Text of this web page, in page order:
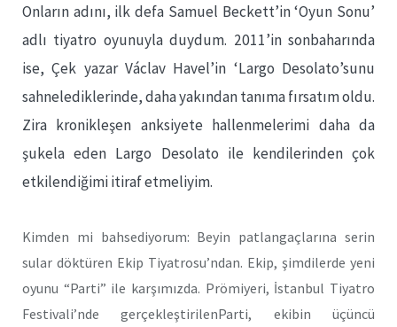
Onların adını, ilk defa Samuel Beckett’in ‘Oyun Sonu’
adlı tiyatro oyunuyla duydum. 2011’in sonbaharında
ise, Çek yazar Václav Havel’in ‘Largo Desolato’sunu
sahnelediklerinde, daha yakından tanıma fırsatım oldu.
Zira kronikleşen anksiyete hallenmelerimi daha da
şukela eden Largo Desolato ile kendilerinden çok
etkilendiğimi itiraf etmeliyim.
Kimden mi bahsediyorum: Beyin patlangaçlarına serin
sular döktüren Ekip Tiyatrosu’ndan. Ekip, şimdilerde yeni
oyunu “Parti” ile karşımızda. Prömiyeri, İstanbul Tiyatro
Festivali’nde gerçekleştirilenParti, ekibin üçüncü